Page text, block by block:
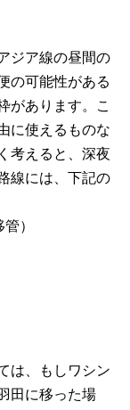
ジア線の昼間の
の可能性がある
があります。こ
に使えるものな
考えると、深夜
線には、下記の
）
は、もしワシン
田に移った場